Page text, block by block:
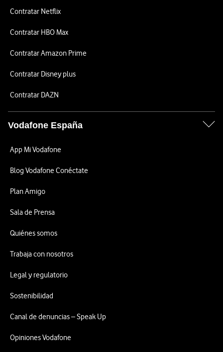
Contratar Netflix
Contratar HBO Max
Contratar Amazon Prime
Contratar Disney plus
Contratar DAZN
Vodafone España
App Mi Vodafone
Blog Vodafone Conéctate
Plan Amigo
Sala de Prensa
Quiénes somos
Trabaja con nosotros
Legal y regulatorio
Sostenibilidad
Canal de denuncias – Speak Up
Opiniones Vodafone